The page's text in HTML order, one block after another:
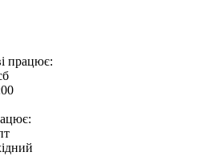
працює: